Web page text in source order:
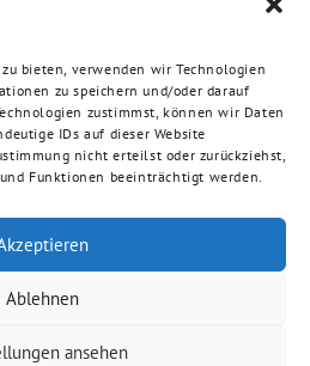
bieten, verwenden wir Technologien
zu speichern und/oder darauf
zustimmst, können wir Daten
IDs auf dieser Website
nicht erteilst oder zurückziehst,
Funktionen beeinträchtigt werden.
Ablehnen
ansehen